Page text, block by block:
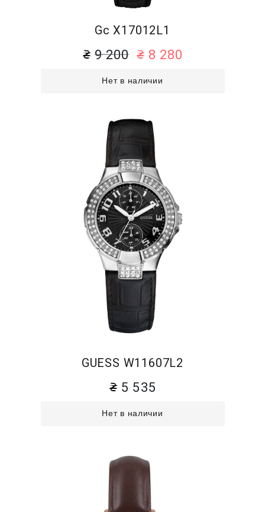
Gc X17012L1
9 200 8 280
Нет в наличии
GUESS W11607L2
5 535
Нет в наличии